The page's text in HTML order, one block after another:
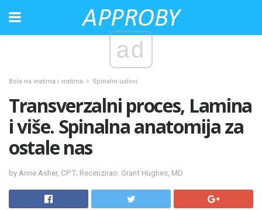
ad
Bola na vratima i vratima Spinalni uslovi
Transverzalni proces, Lamina
i više. Spinalna anatomija za
ostale nas
by Anne Asher, CPT; Recenzirao: Grant Hughes, MD